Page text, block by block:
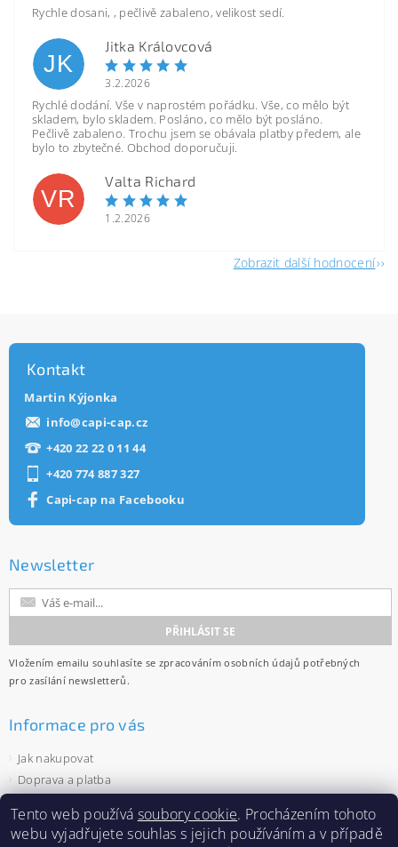
Rychle dosani, , pečlivě zabaleno, velikost sedí.
JK
Jitka Královcová
3.2.2026
Rychlé dodání. Vše v naprostém pořádku. Vše, co mělo být
skladem, bylo skladem. Posláno, co mělo být posláno.
Pečlivě zabaleno. Trochu jsem se obávala platby předem, ale
bylo to zbytečné. Obchod doporučuji.
VR
Valta Richard
1.2.2026
Zobrazit další hodnocení
Kontakt
Martin Kýjonka
info@capi-cap.cz
+420 22 22 0 11 44
+420 774 887 327
Capi-cap na Facebooku
Newsletter
Vložením emailu souhlasíte se zpracováním osobních údajů potřebných
pro zasílání newsletterů.
Informace pro vás
Jak nakupovat
Doprava a platba
Ochrana osobních údajů
Velkoobchod
Tento web používá soubory cookie. Procházením tohoto
webu vyjadřujete souhlas s jejich používáním a v případě